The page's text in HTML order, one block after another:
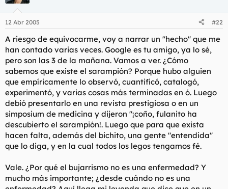
12 Abr 2005 #22
A riesgo de equivocarme, voy a narrar un "hecho" que me
han contado varias veces. Google es tu amigo, ya lo sé,
pero son las 3 de la mañana. Vamos a ver. ¿Cómo
sabemos que existe el sarampión? Porque hubo alguien
que empíricamente lo observó, cuantificó, catalogó,
experimentó, y varias cosas más terminadas en ó. Luego
debió presentarlo en una revista prestigiosa o en un
simposium de medicina y dijeron "¡coño, fulanito ha
descubierto el sarampión!. Luego que para que exista
hacen falta, además del bichito, una gente "entendida"
que lo diga, y en la cual todos los legos tengamos fé.
Vale. ¿Por qué el bujarrismo no es una enfermedad? Y
mucho más importante; ¿desde cuándo no es una